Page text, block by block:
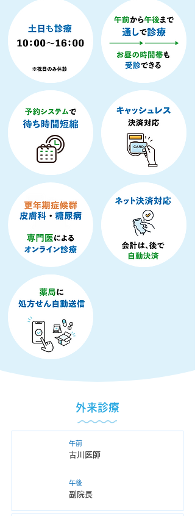
外来診療
午前
古川医師
午後
​副院長